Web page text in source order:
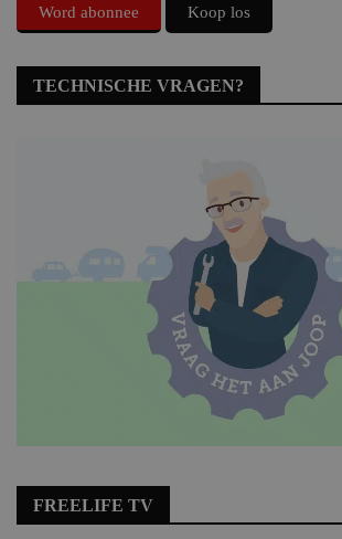
Word abonnee Koop los
TECHNISCHE VRAGEN?
FREELIFE TV